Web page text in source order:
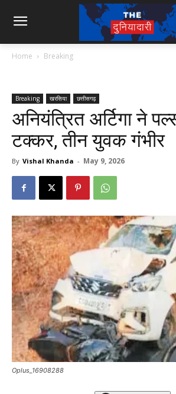
Home Breaking
Breaking खरसिया छत्तीसगढ़
अनियंत्रित अर्टिगा ने
टक्कर, तीन युवक गंभीर
By Vishal Khanda - May 9, 2026
Oplus_16908288